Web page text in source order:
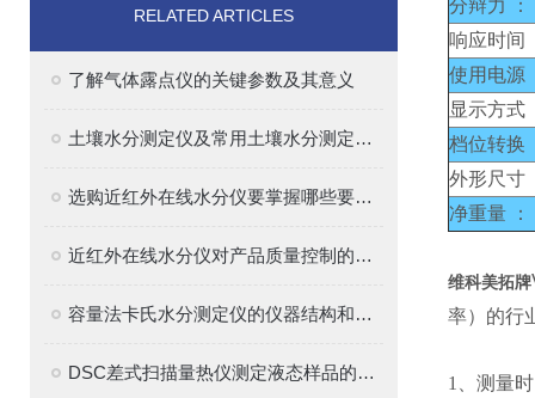
RELATED ARTICLES
了解气体露点仪的关键参数及其意义
土壤水分测定仪及常用土壤水分测定方法介绍
选购近红外在线水分仪要掌握哪些要点？
近红外在线水分仪对产品质量控制的意义？
容量法卡氏水分测定仪的仪器结构和原理解析
DSC差式扫描量热仪测定液态样品的热性能
分辩力 ：
响应时间
使用电源
显示方式
档位转换
外形尺寸
净重量 ：
维科美拓牌
率）的行
1、 测量